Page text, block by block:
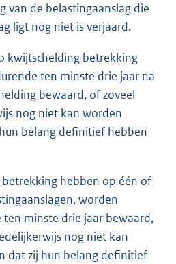
van de belastingaanslag die
ligt nog niet is verjaard.
kwijtschelding betrekking
ten minste drie jaar na
bewaard, of zoveel
nog niet kan worden
belang definitief hebben
betrekking hebben op één of
worden
ten minste drie jaar bewaard,
nog niet kan
dat zij hun belang definitief